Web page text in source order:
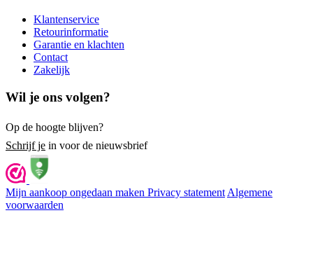
Klantenservice
Retourinformatie
Garantie en klachten
Contact
Zakelijk
Wil je ons volgen?
Op de hoogte blijven?
Schrijf je in voor de nieuwsbrief
Mijn aankoop ongedaan maken Privacy statement Algemene
voorwaarden